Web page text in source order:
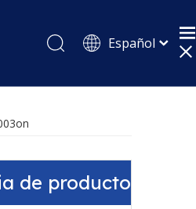
Español
Pусский
de producto